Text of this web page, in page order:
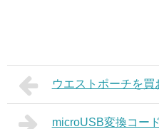
ウエストポーチを買
microUSB変換コード